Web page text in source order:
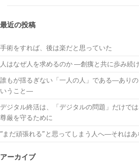
最近の投稿
手術をすれば、後は楽だと思っていた
人はなぜ人を求めるのか ―創痍と共に歩み続
誰もが揺るぎない「一人の人」である―あり
いうこと―
デジタル終活は、「デジタルの問題」だけで
尊厳を守るために
“まだ頑張れる”と思ってしまう人へ―それは
アーカイブ